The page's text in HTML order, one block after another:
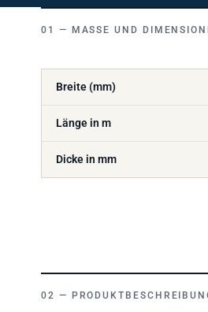
MASSE UND
Breite (mm)
Länge in m
Dicke in mm